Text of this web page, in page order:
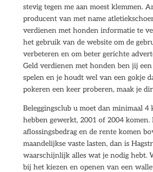
stevig tegen me aan moest klemmen.
producent van met name
verdienen met honden informatie te
het gebruik van de website om de
verbeteren en om beter gerichte
Geld verdienen met honden ben jij een
spelen en je houdt wel van een gokje
pokeren een keer proberen, maak je
Beleggingsclub u moet dan minimaal 4
hebben gewerkt, 2001 of 2004 komen.
aflossingsbedrag en de rente komen
maandelijkse vaste lasten, dan is
waarschijnlijk alles wat je nodig hebt.
bij het kiezen en openen van een